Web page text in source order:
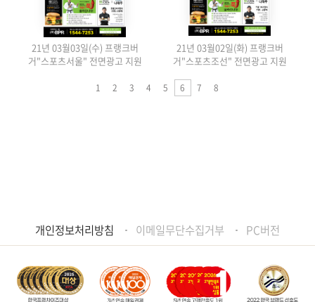
21년 03월03일(수) 프랭크버
거"스포츠서울" 전면광고 지원
21년 03월02일(화) 프랭크버
거"스포츠조선" 전면광고 지원
1 2 3 4 5 6 7 8
개인정보처리방침 이메일무단수집거부 PC버전